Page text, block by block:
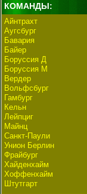
КОМАНДЫ:
Айнтрахт
Аугсбург
Бавария
Байер
Боруссия Д
Боруссия М
Вердер
Вольфсбург
Гамбург
Кельн
Лейпциг
Майнц
Санкт-Паули
Унион Берлин
Фрайбург
Хайденхайм
Хоффенхайм
Штутгарт